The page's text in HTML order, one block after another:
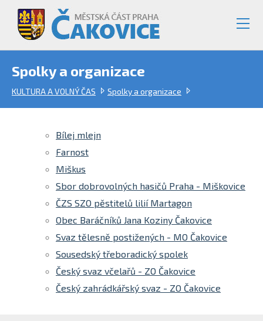
Spolky a organizace
KULTURA A VOLNÝ ČAS Spolky a organizace
Bílej mlejn
Farnost
Miškus
Sbor dobrovolných hasičů Praha - Miškovice
ČZS SZO pěstitelů lilií Martagon
Obec Baráčníků Jana Koziny Čakovice
Svaz tělesně postižených - MO Čakovice
Sousedský třeboradický spolek
Český svaz včelařů - ZO Čakovice
Český zahrádkářský svaz - ZO Čakovice